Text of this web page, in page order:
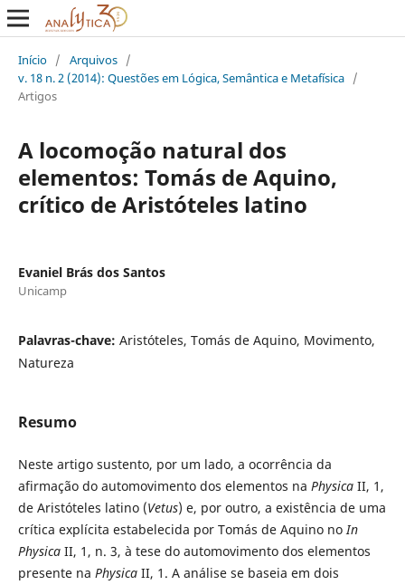
Início / Arquivos /
v. 18 n. 2 (2014): Questões em Lógica, Semântica e Metafísica /
Artigos
A locomoção natural dos
elementos: Tomás de Aquino,
crítico de Aristóteles latino
Evaniel Brás dos Santos
Unicamp
Palavras-chave: Aristóteles, Tomás de Aquino, Movimento,
Natureza
Resumo
Neste artigo sustento, por um lado, a ocorrência da
afirmação do automovimento dos elementos na PhysicaII, 1,
de Aristóteles latino (Vetus) e, por outro, a existência de uma
crítica explícita estabelecida por Tomás de Aquino noIn
PhysicaII, 1, n. 3, à tese do automovimento dos elementos
presente na PhysicaII, 1. A análise se baseia em dois